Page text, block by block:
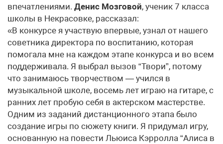
впечатлениями. Денис Мозговой, ученик 7 класса
школы в Некрасовке, рассказал:
«В конкурсе я участвую впервые, узнал от нашего
советника директора по воспитанию, которая
помогала мне на каждом этапе конкурса и во всем
поддерживала. Я выбрал вызов “Твори”, потому
что занимаюсь творчеством — учился в
музыкальной школе, восемь лет играю на гитаре, с
ранних лет пробую себя в актерском мастерстве.
Одним из заданий дистанционного этапа было
создание игры по сюжету книги. Я придумал игру,
основанную на повести Льюиса Кэрролла “Алиса в